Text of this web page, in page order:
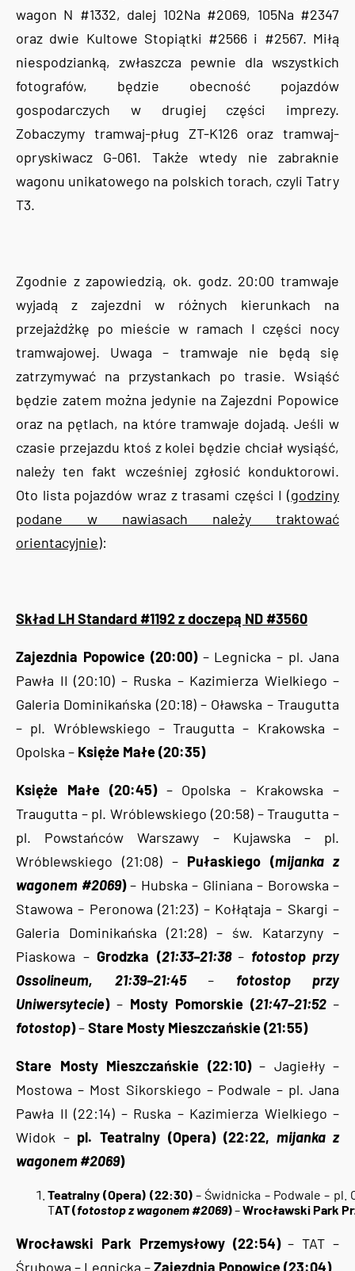
wagon N #1332, dalej 102Na #2069, 105Na #2347
oraz dwie Kultowe Stopiątki #2566 i #2567. Miłą
niespodzianką, zwłaszcza pewnie dla wszystkich
fotografów, będzie obecność pojazdów
gospodarczych w drugiej części imprezy.
Zobaczymy tramwaj-pług ZT-K126 oraz tramwaj-
opryskiwacz G-061. Także wtedy nie zabraknie
wagonu unikatowego na polskich torach, czyli Tatry
T3.
Zgodnie z zapowiedzią, ok. godz. 20:00 tramwaje
wyjadą z zajezdni w różnych kierunkach na
przejażdżkę po mieście w ramach I części nocy
tramwajowej. Uwaga – tramwaje nie będą się
zatrzymywać na przystankach po trasie. Wsiąść
będzie zatem można jedynie na Zajezdni Popowice
oraz na pętlach, na które tramwaje dojadą. Jeśli w
czasie przejazdu ktoś z kolei będzie chciał wysiąść,
należy ten fakt wcześniej zgłosić konduktorowi.
Oto lista pojazdów wraz z trasami części I (godziny
podane w nawiasach należy traktować
orientacyjnie):
Skład LH Standard #1192 z doczepą ND #3560
Zajezdnia Popowice (20:00)– Legnicka – pl. Jana
Pawła II (20:10) – Ruska – Kazimierza Wielkiego –
Galeria Dominikańska (20:18) – Oławska – Traugutta
– pl. Wróblewskiego – Traugutta – Krakowska –
Opolska – Księże Małe (20:35)
Księże Małe (20:45)– Opolska – Krakowska –
Traugutta – pl. Wróblewskiego (20:58) – Traugutta –
pl. Powstańców Warszawy – Kujawska – pl.
Wróblewskiego (21:08) – Pułaskiego (mijanka z
wagonem #2069)– Hubska – Gliniana – Borowska –
Stawowa – Peronowa (21:23) – Kołłątaja – Skargi –
Galeria Dominikańska (21:28) – św. Katarzyny –
Piaskowa – Grodzka (21:33–21:38 – fotostop przy
Ossolineum, 21:39–21:45 – fotostop przy
Uniwersytecie)– Mosty Pomorskie (21:47–21:52 –
fotostop)–Stare Mosty Mieszczańskie (21:55)
Stare Mosty Mieszczańskie (22:10) – Jagiełły –
Mostowa – Most Sikorskiego – Podwale – pl. Jana
Pawła II (22:14) – Ruska – Kazimierza Wielkiego –
Widok –pl. Teatralny (Opera) (22:22,mijanka z
wagonem #2069)
Teatralny (Opera) (22:30) – Świdnicka – Podwale – pl.
TAT (fotostop z wagonem #2069)–Wrocławski Park
Wrocławski Park Przemysłowy (22:54)– TAT –
Śrubowa – Legnicka –Zajezdnia Popowice (23:04)